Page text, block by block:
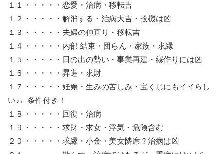
１１・・・・・恋愛・治病・移転吉
１２・・・・・解消する・治病大吉・投機は凶
１３・・・・・夫婦の仲直り・移転吉
１４・・・・・内部 結束・団らん・家族・求縁
１５・・・・・日の出の勢い・事業再建・縁作りには凶
１６・・・・・昇進・求財
１７・・・・・妊娠・生みの苦しみ・宝くじにもイイらし
い♪←条件付き！
１８・・・・・回復・治病
１９・・・・・求財・求女・浮気・危険含む
２０・・・・・求縁・小金・美女隣席？治病は凶